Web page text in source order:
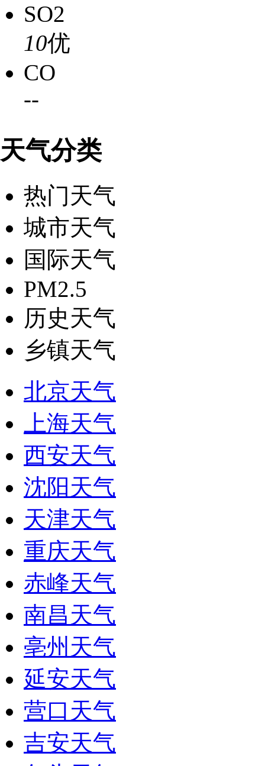
SO2
10优
CO
--
天气分类
热门天气
城市天气
国际天气
PM2.5
历史天气
乡镇天气
北京天气
上海天气
西安天气
沈阳天气
天津天气
重庆天气
赤峰天气
南昌天气
亳州天气
延安天气
营口天气
吉安天气